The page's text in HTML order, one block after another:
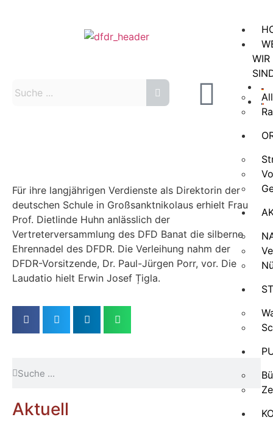
WIR
Für ihre langjährigen Verdienste als Direktorin der
deutschen Schule in Großsanktnikolaus erhielt Frau
Prof. Dietlinde Huhn anlässlich der
Vertreterversammlung des DFD Banat die silberne
Ehrennadel des DFDR. Die Verleihung nahm der
DFDR-Vorsitzende, Dr. Paul-Jürgen Porr, vor. Die
Laudatio hielt Erwin Josef Țigla.
Aktuell